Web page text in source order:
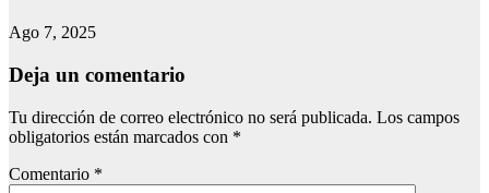
Ago 7, 2025
Deja un comentario
Tu dirección de correo electrónico no será publicada. Los campos
obligatorios están marcados con *
Comentario *